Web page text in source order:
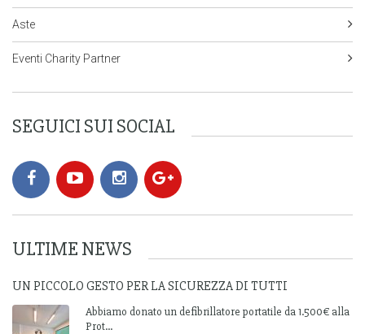
Aste
Eventi Charity Partner
SEGUICI SUI SOCIAL
ULTIME NEWS
UN PICCOLO GESTO PER LA SICUREZZA DI TUTTI
Abbiamo donato un defibrillatore portatile da 1.500€ alla
Prot...